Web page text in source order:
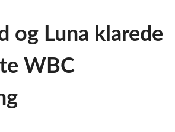
og Luna klarede
WBC